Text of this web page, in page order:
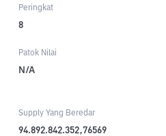
Peringkat
8
Patok Nilai
N/A
Supply Yang Beredar
94.892.842.352,76569